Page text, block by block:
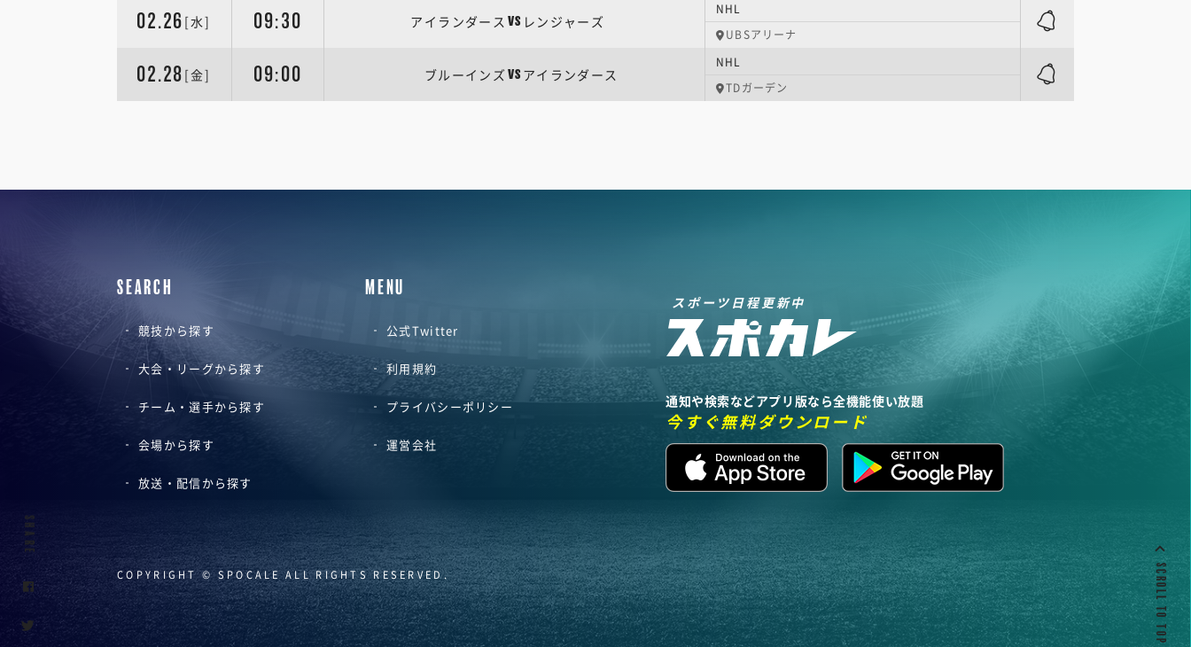
02.26 [水] 09:30 アイランダース VS レンジャーズ
NHL
UBSアリーナ
02.28 [金] 09:00 ブルーインズ VS アイランダース
NHL
TDガーデン
SEARCH
競技から探す
大会・リーグから探す
チーム・選手から探す
会場から探す
放送・配信から探す
MENU
公式Twitter
利用規約
プライバシーポリシー
運営会社
スポーツ日程更新中
通知や検索などアプリ版なら全機能使い放題
今すぐ無料ダウンロード
COPYRIGHT © SPOCALE ALL RIGHTS RESERVED. SCROLL TO TOP
SHARE